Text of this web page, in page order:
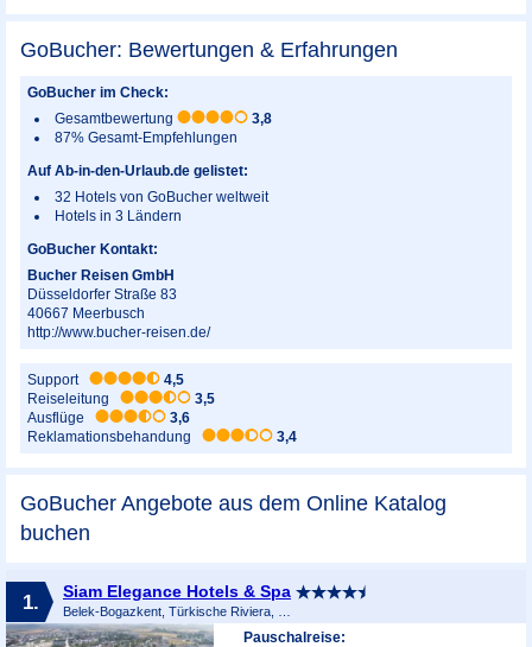
GoBucher: Bewertungen & Erfahrungen
GoBucher im Check:
Gesamtbewertung
3,8
87% Gesamt-Empfehlungen
Auf Ab-in-den-Urlaub.de gelistet:
32 Hotels von GoBucher weltweit
Hotels in 3 Ländern
GoBucher Kontakt:
Bucher Reisen GmbH
Düsseldorfer Straße 83
40667 Meerbusch
http://www.bucher-reisen.de/
Support
4,5
Reiseleitung
3,5
Ausflüge
3,6
Reklamationsbehandung
3,4
GoBucher Angebote aus dem Online Katalog
buchen
1. Siam Elegance Hotels & Spa
Pauschalreise: